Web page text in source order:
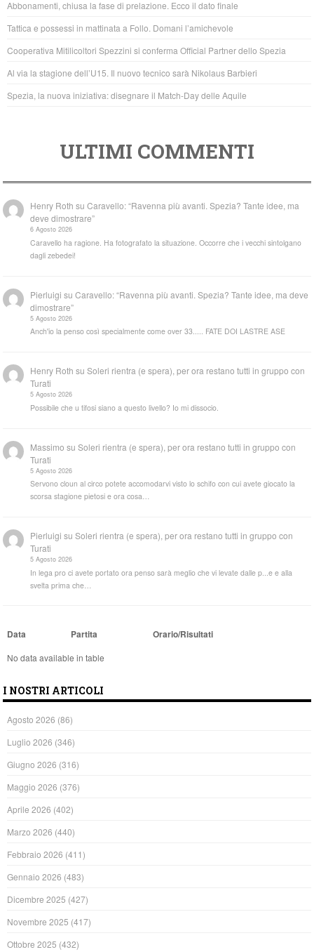
o
o
k
p
p
Abbonamenti, chiusa la fase di prelazione. Ecco il dato finale
Tattica e possessi in mattinata a Follo. Domani l’amichevole
Cooperativa Mitilicoltori Spezzini si conferma Official Partner dello Spezia
Al via la stagione dell’U15. Il nuovo tecnico sarà Nikolaus Barbieri
Spezia, la nuova iniziativa: disegnare il Match-Day delle Aquile
ULTIMI COMMENTI
Henry Roth suCaravello: “Ravenna più avanti. Spezia? Tante idee, ma
deve dimostrare”
6 Agosto 2026
Caravello ha ragione. Ha fotografato la situazione. Occorre che i vecchi sintolgano
dagli zebedei!
Pierluigi suCaravello: “Ravenna più avanti. Spezia? Tante idee, ma deve
dimostrare”
5 Agosto 2026
Anch'io la penso così specialmente come over 33..... FATE DOI LASTRE ASE
Henry Roth suSoleri rientra (e spera), per ora restano tutti in gruppo con
Turati
5 Agosto 2026
Possibile che u tifosi siano a questo livello? Io mi dissocio.
Massimo suSoleri rientra (e spera), per ora restano tutti in gruppo con
Turati
5 Agosto 2026
Servono cloun al circo potete accomodarvi visto lo schifo con cui avete giocato la
scorsa stagione pietosi e ora cosa…
Pierluigi suSoleri rientra (e spera), per ora restano tutti in gruppo con
Turati
5 Agosto 2026
In lega pro ci avete portato ora penso sarà meglio che vi levate dalle p...e e alla
svelta prima che…
Data Partita Orario/Risultati
No data available in table
I NOSTRI ARTICOLI
Agosto 2026 (86)
Luglio 2026 (346)
Giugno 2026 (316)
Maggio 2026 (376)
Aprile 2026 (402)
Marzo 2026 (440)
Febbraio 2026 (411)
Gennaio 2026 (483)
Dicembre 2025 (427)
Novembre 2025 (417)
Ottobre 2025 (432)